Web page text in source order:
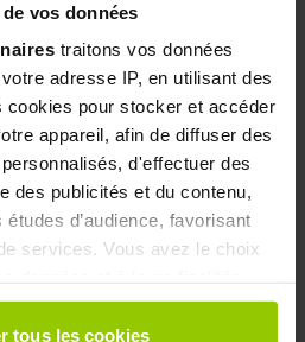
vos données
traitons vos données
adresse IP, en utilisant des
cookies pour stocker et accéder
appareil, afin de diffuser des
d'effectuer des
des publicités et du contenu,
d’audience, favorisant
services. Vous avez le choix
retirer votre consentement à
la Déclaration relative aux
tous les cookies
du collagène